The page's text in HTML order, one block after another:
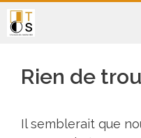
Aller
au
Rien de
Il semblerait que